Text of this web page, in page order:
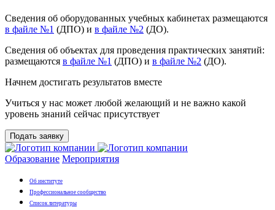
Сведения об оборудованных учебных кабинетах размещаются
в файле №1 (ДПО) и в файле №2 (ДО).
Сведения об объектах для проведения практических занятий:
размещаются в файле №1 (ДПО) и в файле №2 (ДО).
Начнем достигать результатов вместе
Учиться у нас может любой желающий и не важно какой
уровень знаний сейчас присутствует
Подать заявку
Образование Мероприятия
Об институте
Профессиональное сообщество
Список литературы